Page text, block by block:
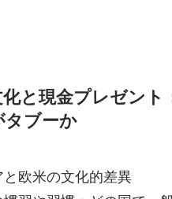
と現金プレゼント
タブーか
と欧米の文化的差異